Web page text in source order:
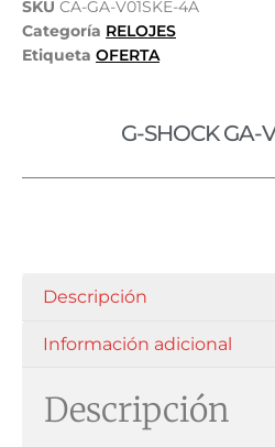
SKU CA-GA-V01SKE-4A
Categoría RELOJES
Etiqueta OFERTA
G-SHOCK GA-
Descripción
Información adicional
Descripción